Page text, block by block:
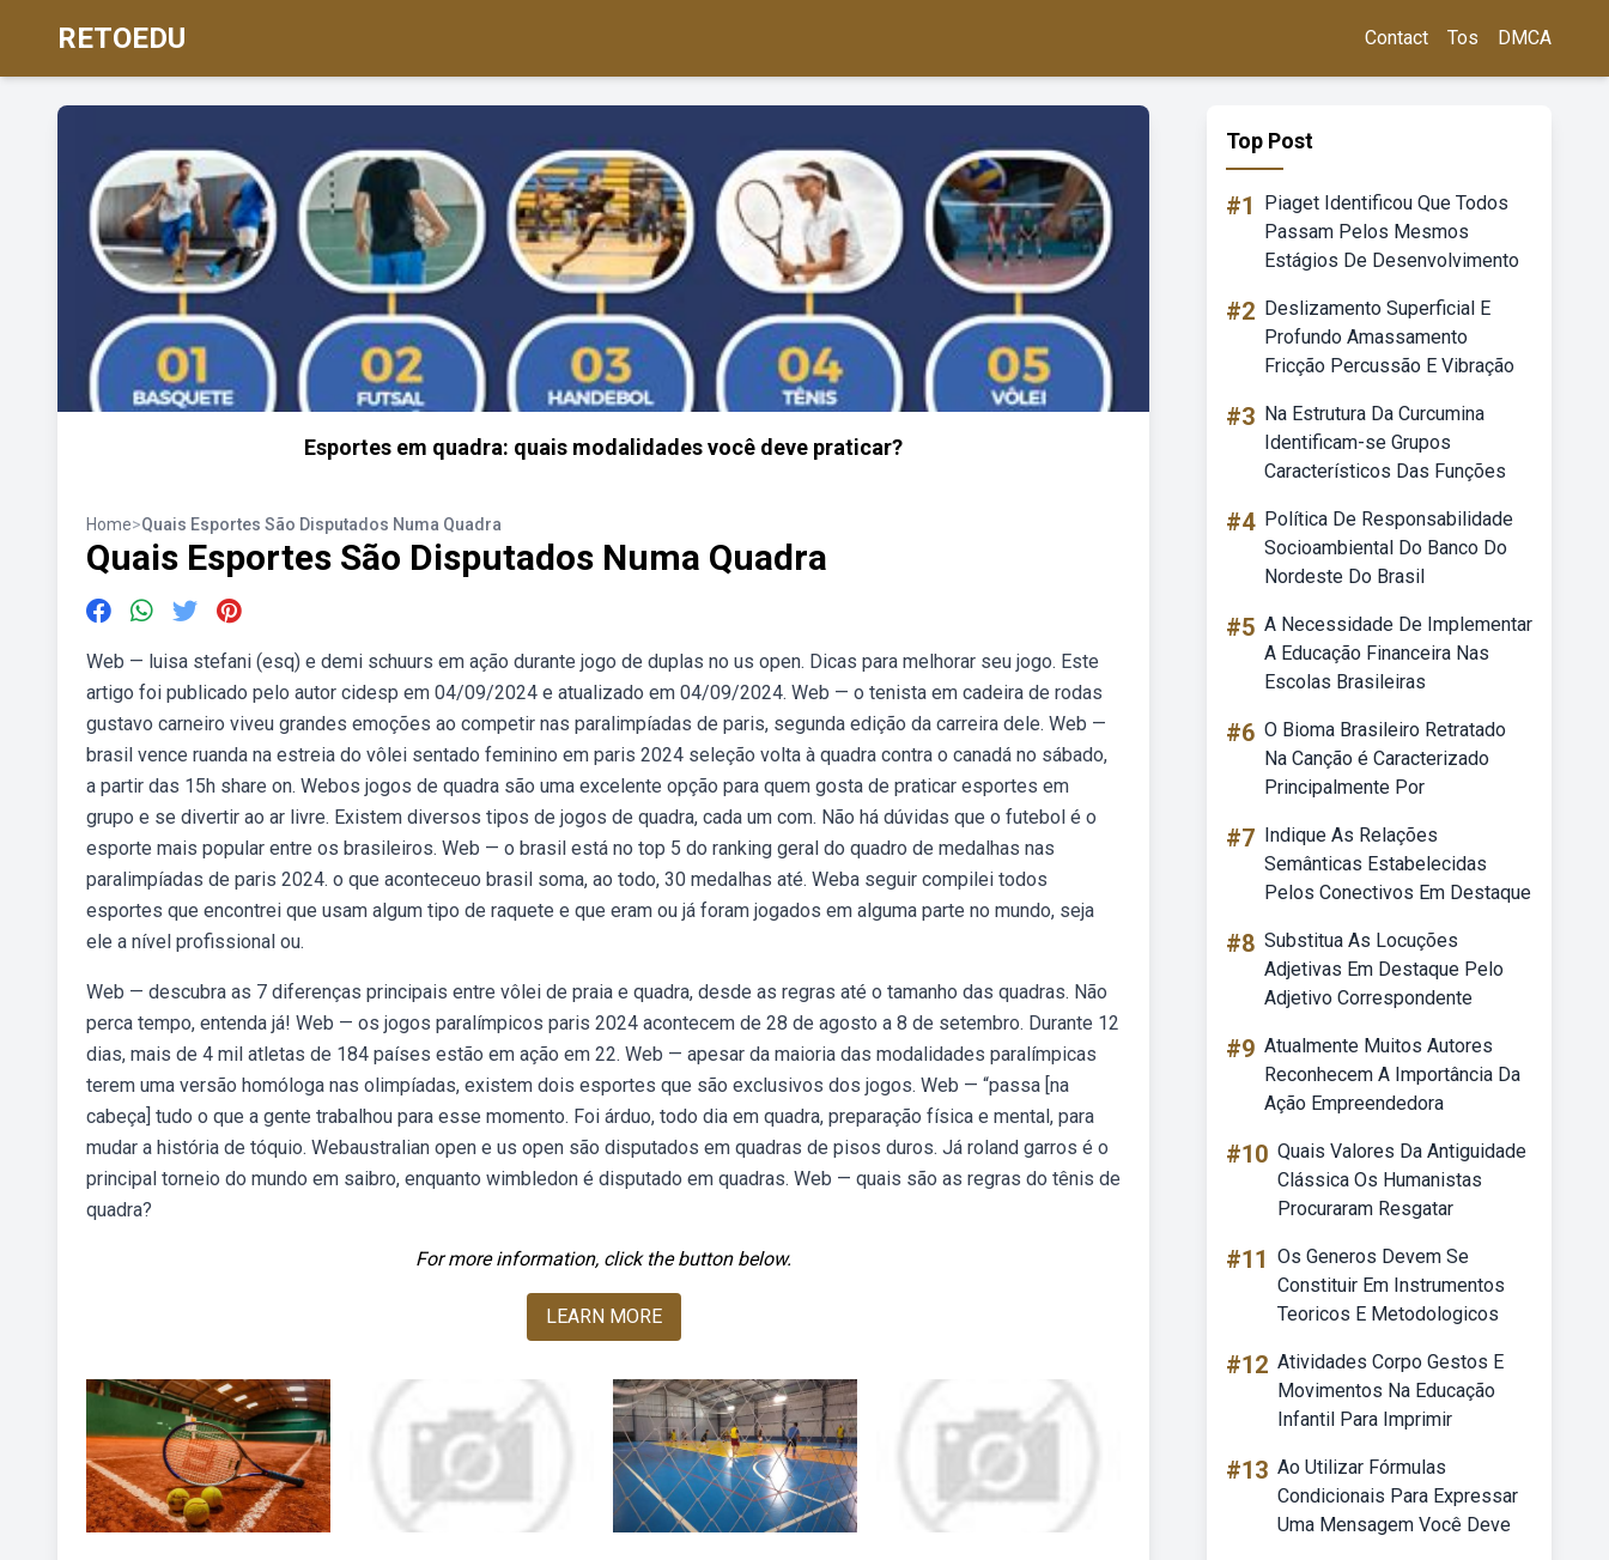
RETOEDU Contact Tos DMCA
Esportes em quadra: quais modalidades você deve praticar?
Home>Quais Esportes São Disputados Numa Quadra
Quais Esportes São Disputados Numa Quadra
Web — luisa stefani (esq) e demi schuurs em ação durante jogo de duplas no us open. Dicas para melhorar seu jogo. Este
artigo foi publicado pelo autor cidesp em 04/09/2024 e atualizado em 04/09/2024. Web — o tenista em cadeira de rodas
gustavo carneiro viveu grandes emoções ao competir nas paralimpíadas de paris, segunda edição da carreira dele. Web —
brasil vence ruanda na estreia do vôlei sentado feminino em paris 2024 seleção volta à quadra contra o canadá no sábado,
a partir das 15h share on. Webos jogos de quadra são uma excelente opção para quem gosta de praticar esportes em
grupo e se divertir ao ar livre. Existem diversos tipos de jogos de quadra, cada um com. Não há dúvidas que o futebol é o
esporte mais popular entre os brasileiros. Web — o brasil está no top 5 do ranking geral do quadro de medalhas nas
paralimpíadas de paris 2024. o que aconteceuo brasil soma, ao todo, 30 medalhas até. Weba seguir compilei todos
esportes que encontrei que usam algum tipo de raquete e que eram ou já foram jogados em alguma parte no mundo, seja
ele a nível profissional ou.
Web — descubra as 7 diferenças principais entre vôlei de praia e quadra, desde as regras até o tamanho das quadras. Não
perca tempo, entenda já! Web — os jogos paralímpicos paris 2024 acontecem de 28 de agosto a 8 de setembro. Durante 12
dias, mais de 4 mil atletas de 184 países estão em ação em 22. Web — apesar da maioria das modalidades paralímpicas
terem uma versão homóloga nas olimpíadas, existem dois esportes que são exclusivos dos jogos. Web — “passa [na
cabeça] tudo o que a gente trabalhou para esse momento. Foi árduo, todo dia em quadra, preparação física e mental, para
mudar a história de tóquio. Webaustralian open e us open são disputados em quadras de pisos duros. Já roland garros é o
principal torneio do mundo em saibro, enquanto wimbledon é disputado em quadras. Web — quais são as regras do tênis de
quadra?
For more information, click the button below.
LEARN MORE
Top Post
#1
Piaget Identificou Que Todos
Passam Pelos Mesmos
Estágios De Desenvolvimento
#2 Deslizamento Superficial E
Profundo Amassamento
Fricção Percussão E Vibração
#3 Na Estrutura Da Curcumina
Identificam-se Grupos
Característicos Das Funções
#4 Política De Responsabilidade
Socioambiental Do Banco Do
Nordeste Do Brasil
#5 A Necessidade De Implementar
A Educação Financeira Nas
Escolas Brasileiras
#6 O Bioma Brasileiro Retratado
Na Canção é Caracterizado
Principalmente Por
#7 Indique As Relações
Semânticas Estabelecidas
Pelos Conectivos Em Destaque
#8 Substitua As Locuções
Adjetivas Em Destaque Pelo
Adjetivo Correspondente
#9 Atualmente Muitos Autores
Reconhecem A Importância Da
Ação Empreendedora
#10 Quais Valores Da Antiguidade
Clássica Os Humanistas
Procuraram Resgatar
#11 Os Generos Devem Se
Constituir Em Instrumentos
Teoricos E Metodologicos
#12 Atividades Corpo Gestos E
Movimentos Na Educação
Infantil Para Imprimir
#13 Ao Utilizar Fórmulas
Condicionais Para Expressar
Uma Mensagem Você Deve